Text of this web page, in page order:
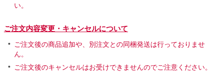
い。
ご注文内容変更・キャンセルについて
ご注文後の商品追加や、別注文との同梱発送は行っておりませ
ん。
ご注文後のキャンセルはお受けできませんのでご注意ください。